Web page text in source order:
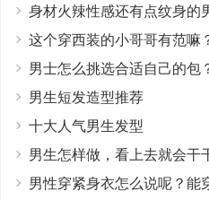
身材火辣性感还有点纹身的
这个穿西装的小哥哥有范嘛
男士怎么挑选合适自己的包
男生短发造型推荐
十大人气男生发型
男生怎样做，看上去就会干
男性穿紧身衣怎么说呢？能